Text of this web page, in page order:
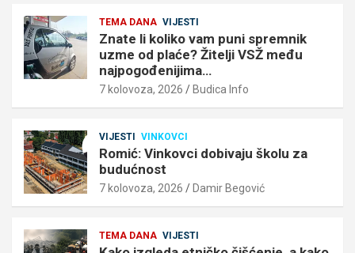
TEMA DANA VIJESTI
Znate li koliko vam puni spremnik
uzme od plaće? Žitelji VSŽ među
najpogođenijima…
7 kolovoza, 2026 Budica Info
VIJESTI VINKOVCI
Romić: Vinkovci dobivaju školu za
budućnost
7 kolovoza, 2026 Damir Begović
TEMA DANA VIJESTI